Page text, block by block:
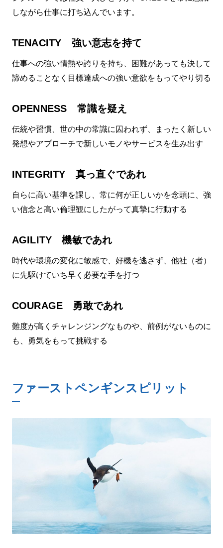
しながら仕事に打ち込んでいます。
TENACITY 強い意志を持て
仕事への強い情熱や誇りを持ち、困難があっても決して
諦めることなく目標達成への強い意欲をもってやり切る
OPENNESS 常識を疑え
伝統や習慣、世の中の常識に囚われず、まったく新しい
発想やアプローチで新しいモノやサービスを生み出す
INTEGRITY 真っ直ぐであれ
自らに高い基準を課し、常に何が正しいかを念頭に、強
い信念と高い倫理観にしたがって真摯に行動する
AGILITY 機敏であれ
時代や環境の変化に敏感で、好機を逃さず、他社（者）
に先駆けていち早く必要な手を打つ
COURAGE 勇敢であれ
難度が高くチャレンジングなものや、前例がないものに
も、勇気をもって挑戦する
ファーストペンギンスピリット